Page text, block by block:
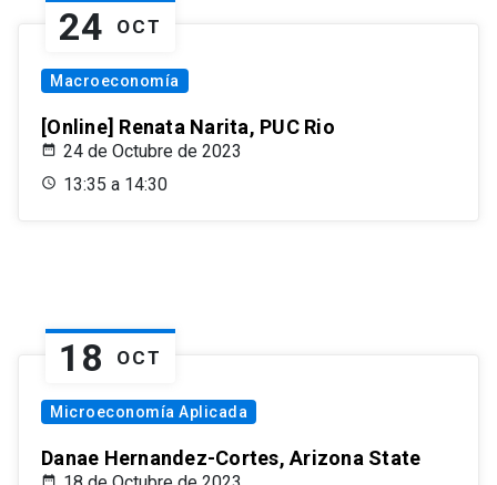
24 OCT
Macroeconomía
[Online] Renata Narita, PUC Rio
24 de Octubre de 2023
13:35 a 14:30
18 OCT
Microeconomía Aplicada
Danae Hernandez-Cortes, Arizona State